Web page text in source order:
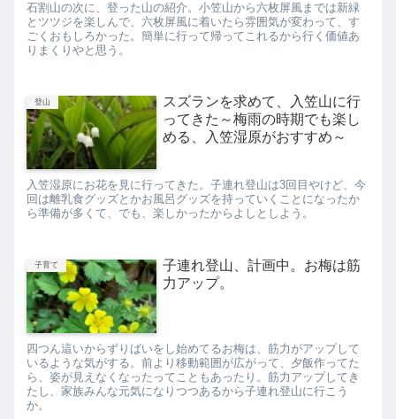
石割山の次に、登った山の紹介。小笠山から六枚屏風までは新緑
とツツジを楽しんで、六枚屏風に着いたら雰囲気が変わって、す
ごくおもしろかった。簡単に行って帰ってこれるから行く価値あ
りまくりやと思う。
登山
スズランを求めて、入笠山に行
ってきた～梅雨の時期でも楽し
める、入笠湿原がおすすめ～
入笠湿原にお花を見に行ってきた。子連れ登山は3回目やけど、今
回は離乳食グッズとかお風呂グッズを持っていくことになったか
ら準備が多くて、でも、楽しかったからよしとしよう。
子育て
子連れ登山、計画中。お梅は筋
力アップ。
四つん這いからずりばいをし始めてるお梅は、筋力がアップして
いるような気がする。前より移動範囲が広がって、夕飯作ってた
ら、姿が見えなくなったってこともあったり。筋力アップしてき
たし、家族みんな元気になりつつあるから子連れ登山に行こう
か。